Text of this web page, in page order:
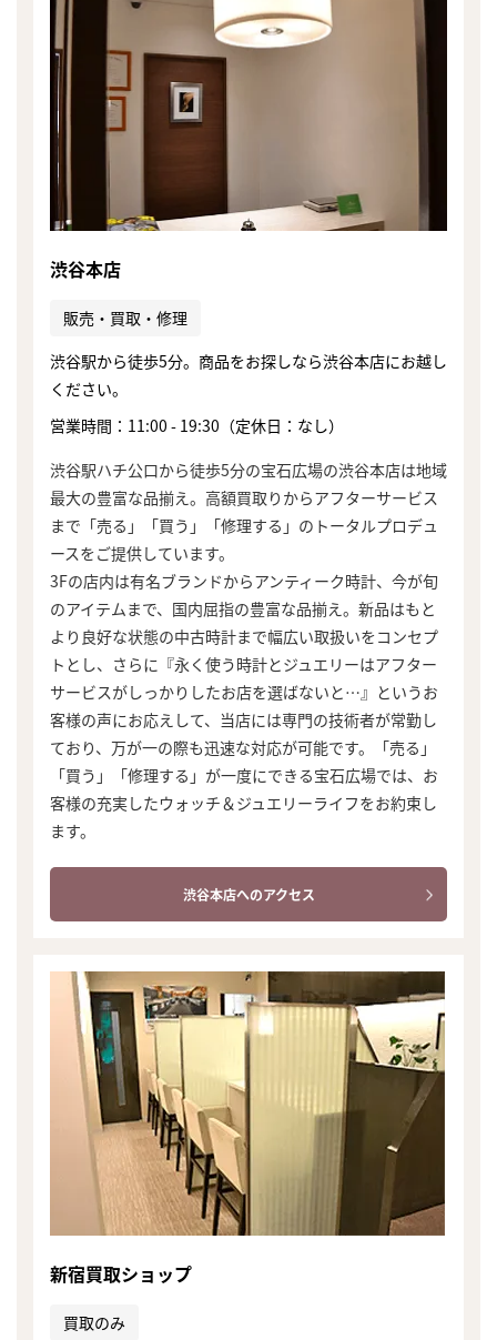
渋谷本店
販売・買取・修理
渋谷駅から徒歩5分。商品をお探しなら渋谷本店にお越し
ください。
営業時間：11:00 - 19:30（定休日：なし）
渋谷駅ハチ公口から徒歩5分の宝石広場の渋谷本店は地域
最大の豊富な品揃え。高額買取りからアフターサービス
まで「売る」「買う」「修理する」のトータルプロデュ
ースをご提供しています。
3Fの店内は有名ブランドからアンティーク時計、今が旬
のアイテムまで、国内屈指の豊富な品揃え。新品はもと
より良好な状態の中古時計まで幅広い取扱いをコンセプ
トとし、さらに『永く使う時計とジュエリーはアフター
サービスがしっかりしたお店を選ばないと…』というお
客様の声にお応えして、当店には専門の技術者が常勤し
ており、万が一の際も迅速な対応が可能です。「売る」
「買う」「修理する」が一度にできる宝石広場では、お
客様の充実したウォッチ＆ジュエリーライフをお約束し
ます。
渋谷本店へのアクセス
新宿買取ショップ
買取のみ